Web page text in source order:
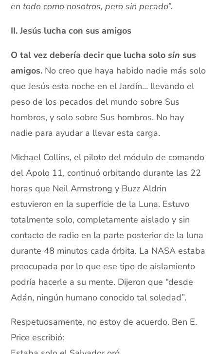
en todo como nosotros, pero sin pecado”.
II. Jesús lucha con sus amigos
O tal vez debería decir que lucha solosin sus
amigos. No creo que haya habido nadie más solo
que Jesús esta noche en el Jardín… llevando el
peso de los pecados del mundo sobre Sus
hombros, y solo sobre Sus hombros. No hay
nadie para ayudar a llevar esta carga.
Michael Collins, el piloto del módulo de comando
del Apolo 11, continuó orbitando durante las 22
horas que Neil Armstrong y Buzz Aldrin
estuvieron en la superficie de la Luna. Estuvo
totalmente solo, completamente aislado y sin
contacto de radio en la parte posterior de la luna
durante 48 minutos cada órbita. La NASA estaba
preocupada por lo que ese tipo de aislamiento
podría hacerle a su mente. Dijeron que “desde
Adán, ningún humano conocido tal soledad”.
Respetuosamente, no estoy de acuerdo. Ben E.
Price escribió: